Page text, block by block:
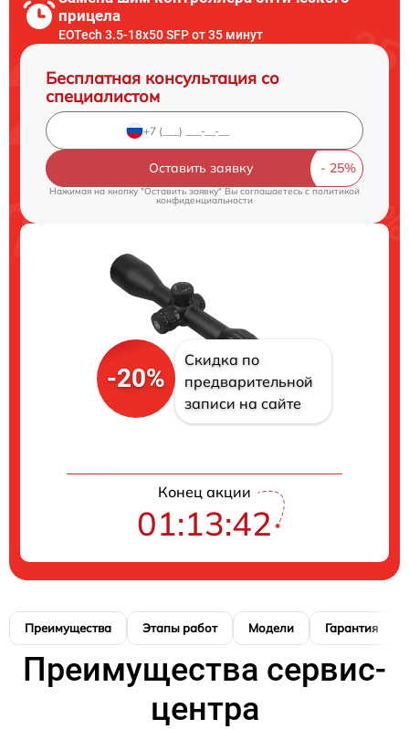
прицела
EOTech 3.5-18x50 SFP от 35 минут
Бесплатная консультация со
специалистом
Оставить заявку
Нажимая на кнопку "Оставить заявку" Вы соглашаетесь cполитикой
конфиденциальности
-20%
Скидка по
предварительной
записи на сайте
Конец акции
01:13:41
Преимущества Этапы работ Модели Гарантия
Преимущества сервис-
центра